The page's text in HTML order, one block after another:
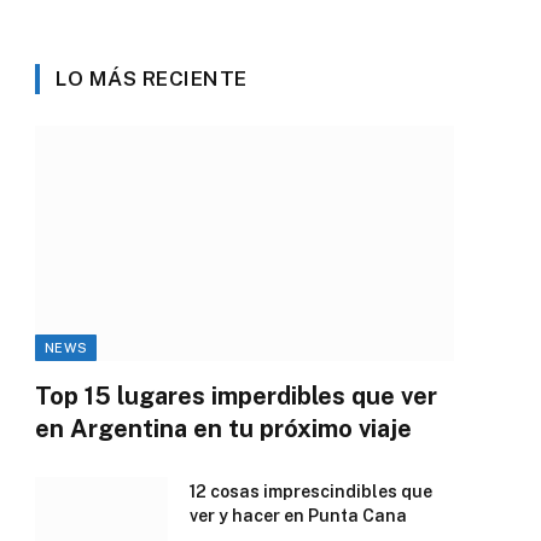
LO MÁS RECIENTE
NEWS
Top 15 lugares imperdibles que ver
en Argentina en tu próximo viaje
12 cosas imprescindibles que
ver y hacer en Punta Cana